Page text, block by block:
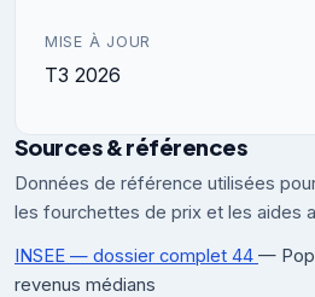
MISE À JOUR
T3 2026
Sources & références
Données de référence utilisées
les fourchettes de prix et les aides
INSEE — dossier complet 44 —
revenus médians